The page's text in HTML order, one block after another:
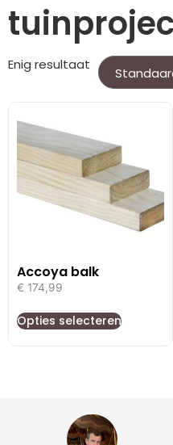
Enig resultaat
Accoya balk
€ 174,99
Opties selecteren